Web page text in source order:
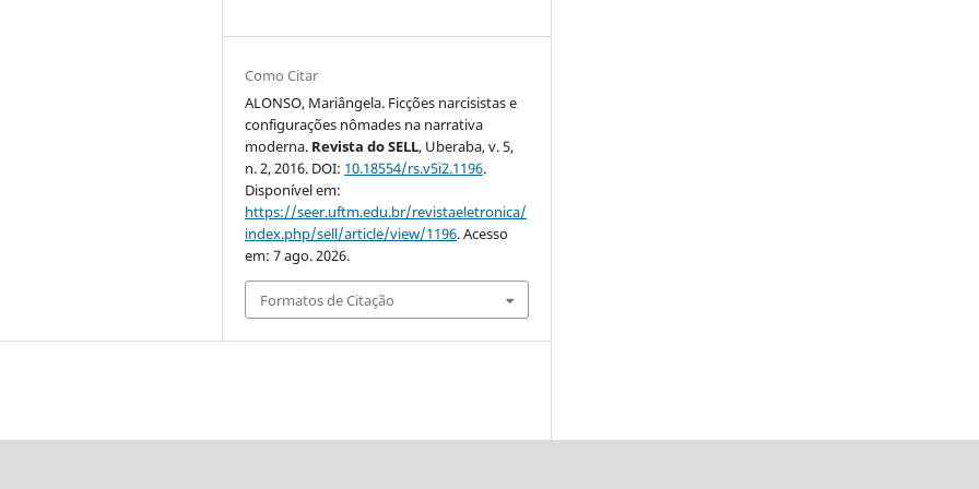
Como Citar
ALONSO, Mariângela. Ficções narcisistas e
configurações nômades na narrativa
moderna. Revista do SELL, Uberaba, v. 5,
n. 2, 2016. DOI: 10.18554/rs.v5i2.1196.
Disponível em:
https://seer.uftm.edu.br/revistaeletronica/
index.php/sell/article/view/1196. Acesso
em: 7 ago. 2026.
Formatos de Citação